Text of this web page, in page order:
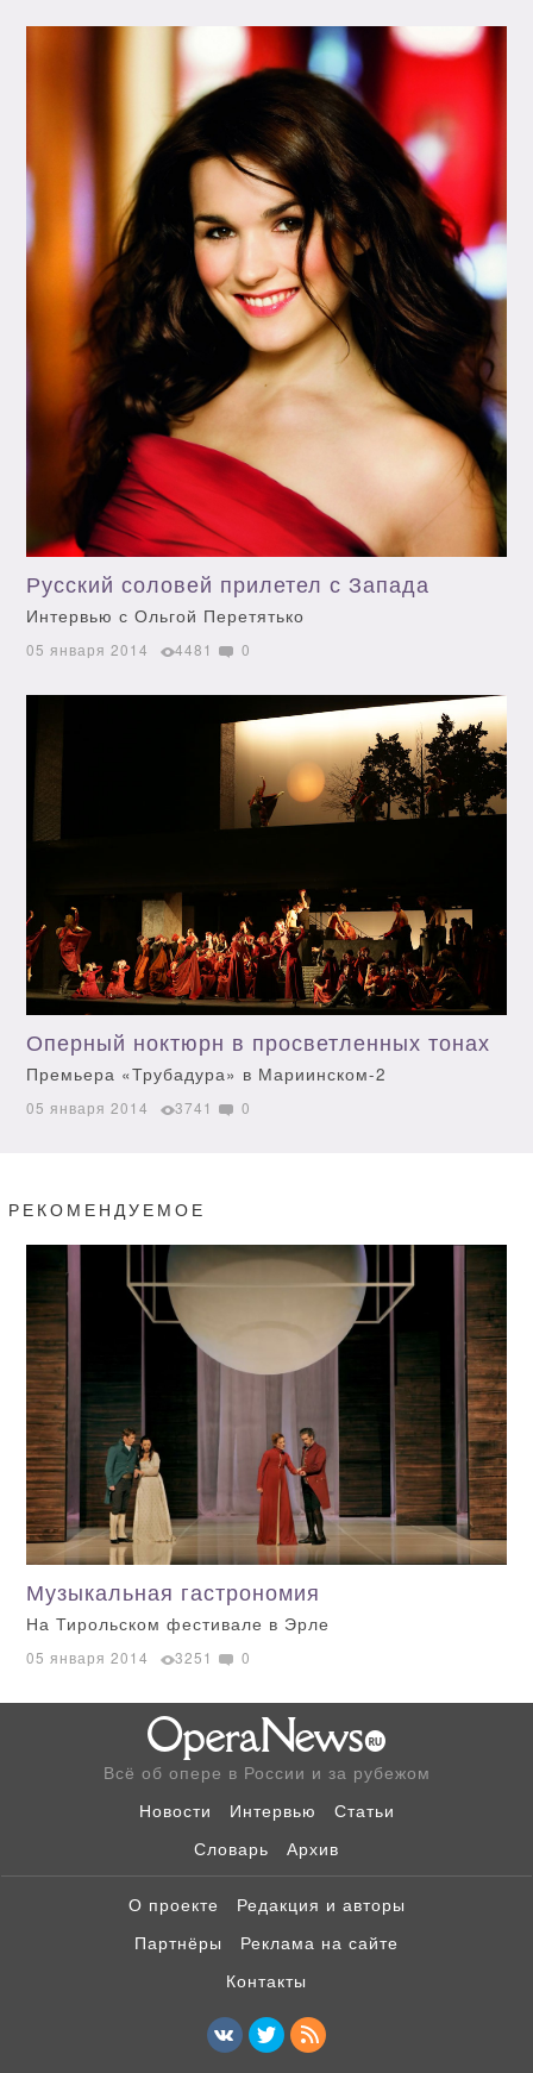
Русский соловей прилетел с Запада
Интервью с Ольгой Перетятько
05 января 2014 4481 0
Оперный ноктюрн в просветленных тонах
Премьера «Трубадура» в Мариинском-2
05 января 2014 3741 0
РЕКОМЕНДУЕМОЕ
Музыкальная гастрономия
На Тирольском фестивале в Эрле
05 января 2014 3251 0
Всё об опере в России и за рубежом
Новости
Интервью
Статьи
Словарь
Архив
О проекте
Редакция и авторы
Партнёры
Реклама на сайте
Контакты